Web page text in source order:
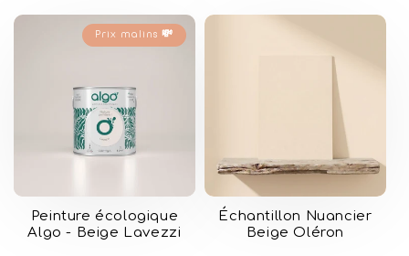
Prix malins 💸
Peinture écologique
Algo - Beige Lavezzi
Échantillon Nuancier
Beige Oléron